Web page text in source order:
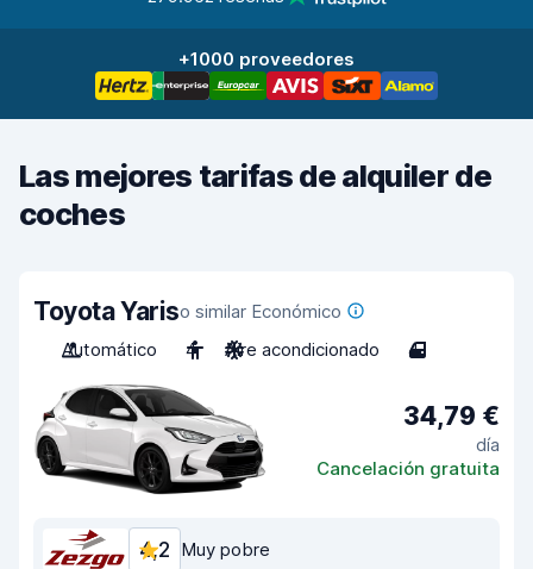
+1000 proveedores
Las mejores tarifas de alquiler de
coches
Toyota Yariso similar Económico
Automático
4 Aire acondicionado 4
34,79 €
día
Cancelación gratuita
4,2 Muy pobre